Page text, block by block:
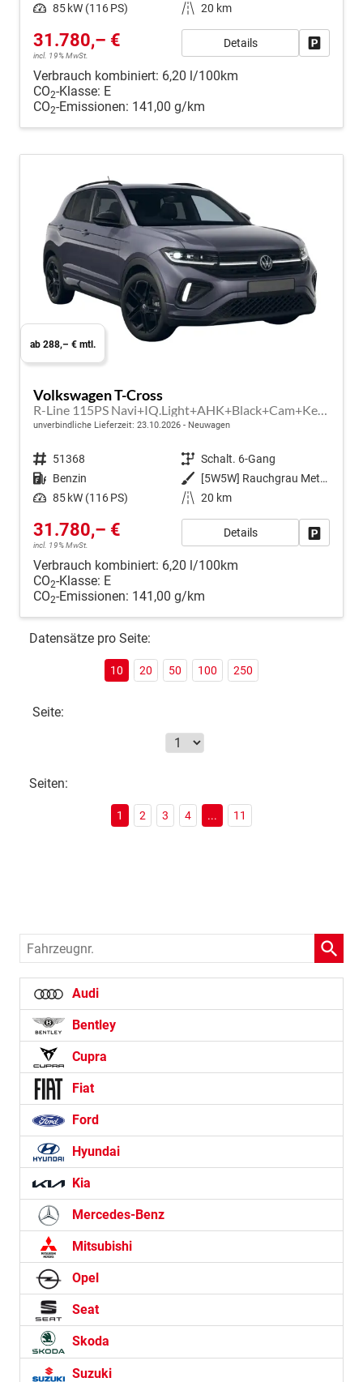
Leistung 85 kW (116 PS) Kilometerstand 20 km
31.780,– €
incl. 19% MwSt.
Details
Verbrauch kombiniert: 6,20 l/100km
CO2-Klasse: E
CO2-Emissionen: 141,00 g/km
ab 288,– € mtl.
Volkswagen T-Cross
R-Line 115PS Navi+IQ.Light+AHK+Black+Cam+Keyless+GV5+Side+Climatronic
unverbindliche Lieferzeit: 23.10.2026 Neuwagen
Fahrzeugnr. 51368 Getriebe Schalt. 6-Gang
Kraftstoff Benzin Außenfarbe
[5W5W] Rauchgrau Metallic
Leistung 85 kW (116 PS) Kilometerstand 20 km
31.780,– €
incl. 19% MwSt.
Details
Verbrauch kombiniert: 6,20 l/100km
CO2-Klasse: E
CO2-Emissionen: 141,00 g/km
Datensätze pro Seite:
10 20 50 100 250
Seite:
Seiten:
1 2 3 4 ... 11
Fahrzeugnr.
Audi
Bentley
Cupra
Fiat
Ford
Hyundai
Kia
Mercedes-Benz
Mitsubishi
Opel
Seat
Skoda
Suzuki